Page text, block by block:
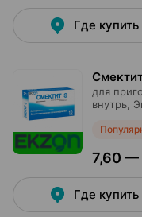
Где купить
для
внутрь,
7,60 —
Где купить